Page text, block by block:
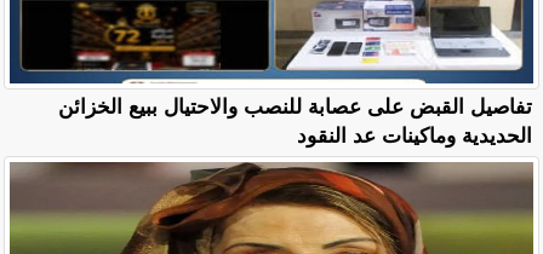
تفاصيل القبض على عصابة للنصب والاحتيال ببيع الخزائن
الحديدية وماكينات عد النقود